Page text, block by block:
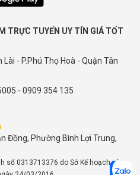
TRỰC TUYẾN UY TÍN GIÁ TỐT
- P.Phú Thọ Hoà - Quận Tân
- 0909 354 135
Đồng, Phường Bình Lợi Trung,
số 0313713376 do Sở Kế hoạch và